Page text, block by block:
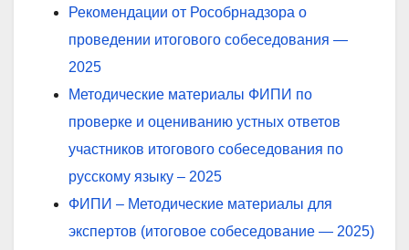
Рекомендации от Рособрнадзора о
проведении итогового собеседования —
2025
Методические материалы ФИПИ по
проверке и оцениванию устных ответов
участников итогового собеседования по
русскому языку – 2025
ФИПИ – Методические материалы для
экспертов (итоговое собеседование — 2025)